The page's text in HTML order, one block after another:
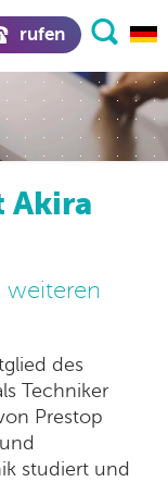
rufen
Akira
weiteren
des
Techniker
Prestop
studiert und